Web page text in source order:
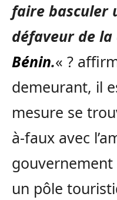
faire basculer
défaveur de
Bénin.« ?
demeurant, il
mesure se
à-faux avec
un pôle